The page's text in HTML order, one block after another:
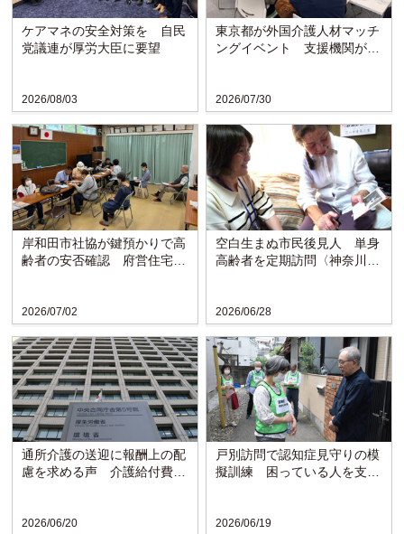
2026/08/03
ケアマネの安全対策を 自民
党議連が厚労大臣に要望
2026/07/30
東京都が外国介護人材マッチ
ングイベント 支援機関が課
2026/07/02
岸和田市社協が鍵預かりで高
齢者の安否確認 府営住宅で
2026/06/28
空白生まぬ市民後見人 単身
高齢者を定期訪問〈神奈川・
2026/06/20
通所介護の送迎に報酬上の配
慮を求める声 介護給付費分
2026/06/19
戸別訪問で認知症見守りの模
擬訓練 困っている人を支え